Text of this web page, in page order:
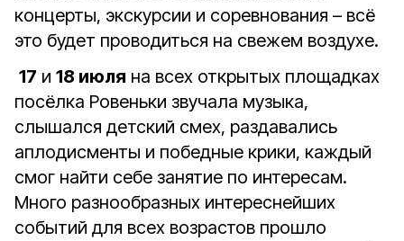
концерты, экскурсии и соревнования – всё
это будет проводиться на свежем воздухе.
17 и 18 июля на всех открытых площадках
посёлка Ровеньки звучала музыка,
слышался детский смех, раздавались
аплодисменты и победные крики, каждый
смог найти себе занятие по интересам.
Много разнообразных интереснейших
событий для всех возрастов прошло